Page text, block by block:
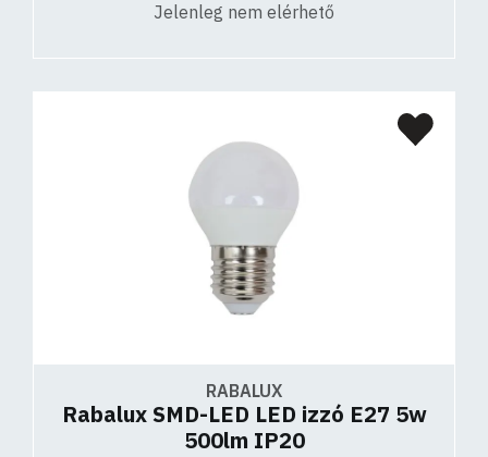
Jelenleg nem elérhető
RABALUX
Rabalux SMD-LED LED izzó E27 5w
500lm IP20